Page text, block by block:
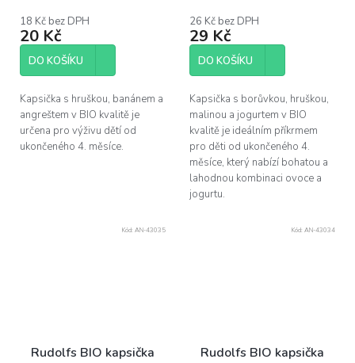
18 Kč bez DPH
20 Kč
DO KOŠÍKU
Kapsička s hruškou, banánem a
angreštem v BIO kvalitě je
určena pro výživu dětí od
ukončeného 4. měsíce.
26 Kč bez DPH
29 Kč
DO KOŠÍKU
Kapsička s borůvkou, hruškou,
malinou a jogurtem v BIO
kvalitě je ideálním příkrmem
pro děti od ukončeného 4.
měsíce, který nabízí bohatou a
lahodnou kombinaci ovoce a
jogurtu.
Rudolfs BIO kapsička
Kód: AN-43035
Rudolfs BIO kapsička
Kód: AN-43034